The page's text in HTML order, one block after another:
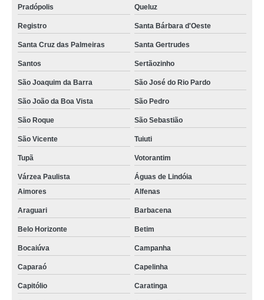
Pradópolis Queluz
Registro Santa Bárbara d'Oeste
Santa Cruz das Palmeiras Santa Gertrudes
Santos Sertãozinho
São Joaquim da Barra São José do Rio Pardo
São João da Boa Vista São Pedro
São Roque São Sebastião
São Vicente Tuiuti
Tupã Votorantim
Várzea Paulista
Águas de Lindóia
Aimores
Alfenas
Araguari Barbacena
Belo Horizonte Betim
Bocaiúva Campanha
Caparaó Capelinha
Capitólio Caratinga